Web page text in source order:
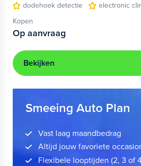
dodehoek detectie
electronic
Kopen
Op aanvraag
Bekijken
Smeeing Auto Plan
Vast laag maandbedrag
Altijd jouw favoriete
Flexibele looptijden (2, 3 of